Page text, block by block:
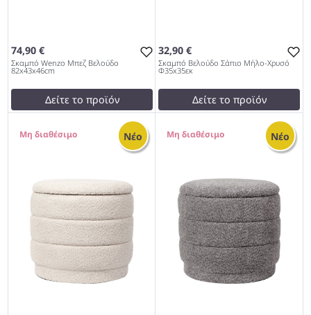
74,90 €
Σκαμπό Wenzo Μπεζ Βελούδο
82x43x46cm
Δείτε το προϊόν
testFalse
Σκαμπό Wenzo Μπεζ
Βελούδο 82x43x46cm 997
32,90 €
Σκαμπό Βελούδο Σάπιο Μήλο-Χρυσό
Φ35x35εκ
Δείτε το προϊόν
testFalse
Σκαμπό Βελούδο Σάπιο
Μήλο-Χρυσό Φ35x35εκ 997
Νέο Νέο